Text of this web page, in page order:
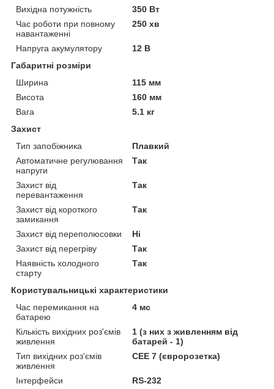
Вихідна потужність
350 Вт
Час роботи при повному
навантаженні
250 хв
Напруга акумулятору
12 В
Габаритні розміри
Ширина
115 мм
Висота
160 мм
Вага
5.1 кг
Захист
Тип запобіжника
Плавкий
Автоматичне регулювання
напруги
Так
Захист від
перевантаження
Так
Захист від короткого
замикання
Так
Захист від переполюсовки
Ні
Захист від перегріву
Так
Наявність холодного
старту
Так
Користувальницькі характеристики
Час перемикання на
батарею
4 мс
Кількість вихідних роз'ємів
живлення
1 (з них з живленням від
батарей - 1)
Тип вихідних роз'ємів
живлення
CEE 7 (євророзетка)
Інтерфейси
RS-232